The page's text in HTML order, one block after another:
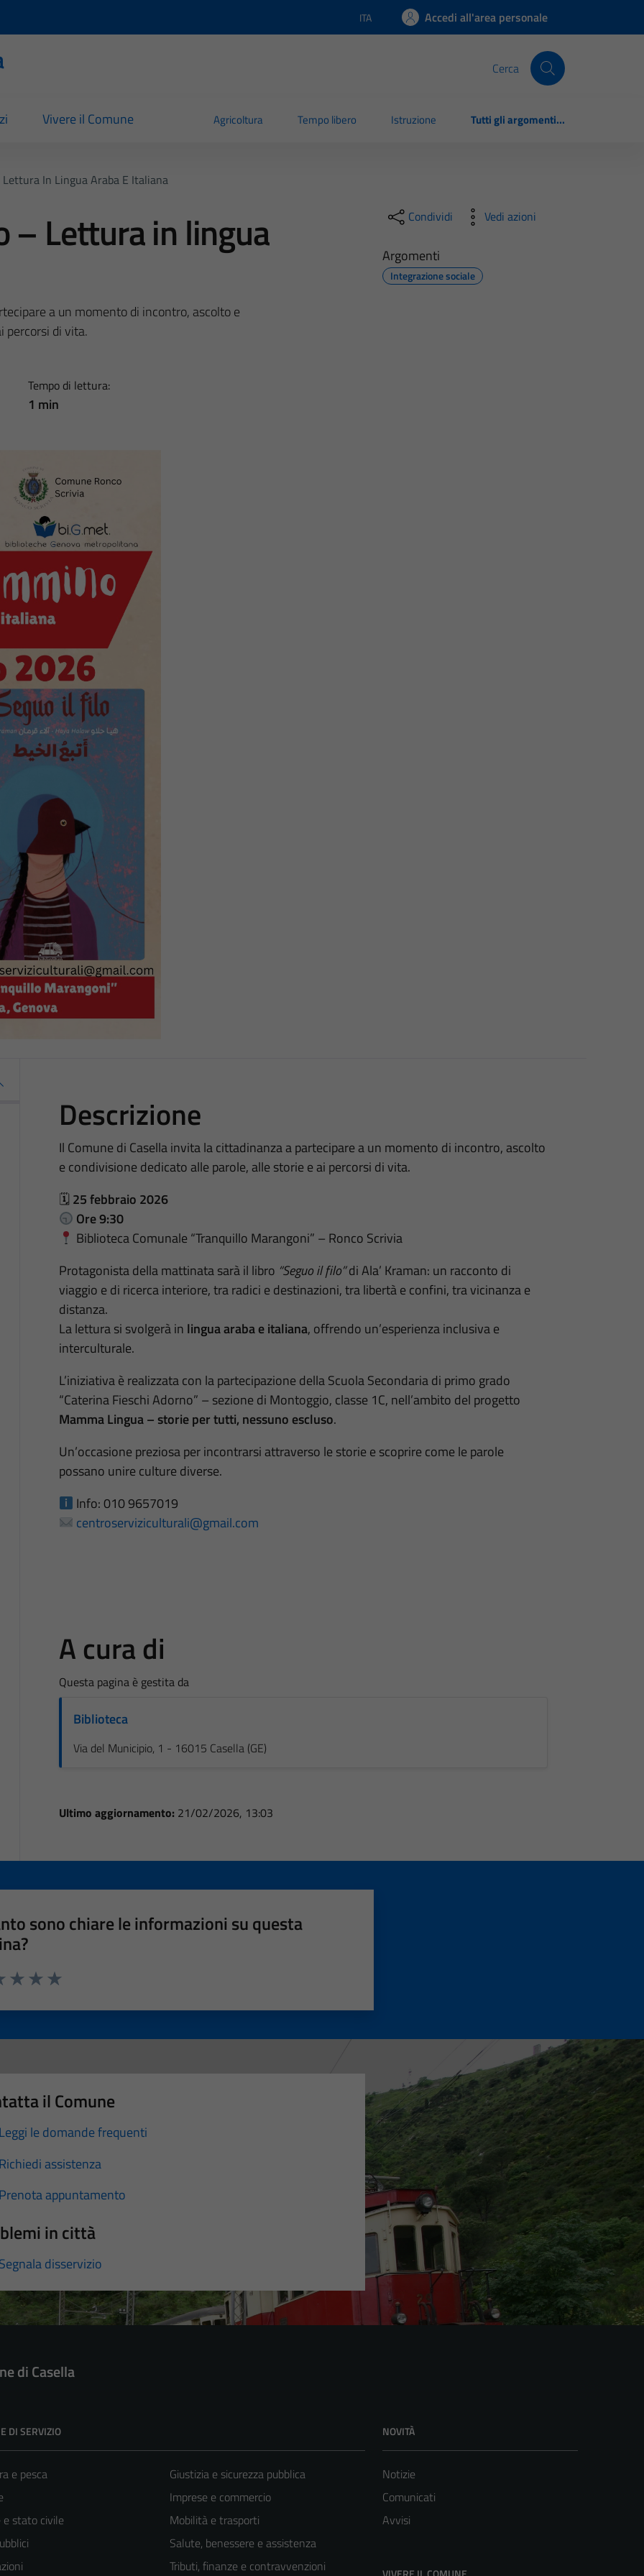
Lingua attiva:
ITA Accedi all'area personale
Cerca
Vivere il Comune Agricoltura Tempo libero Istruzione Tutti gli argomenti...
In Lingua Araba E Italiana
– Lettura in lingua
a un momento di incontro, ascolto e
percorsi di vita.
Tempo di lettura:
1 min
Condividi Vedi azioni
Argomenti
Integrazione sociale
Descrizione
Il Comune di Casella invita la cittadinanza a partecipare a un momento di incontro, ascolto
e condivisione dedicato alle parole, alle storie e ai percorsi di vita.
🗓25 febbraio 2026
Ore 9:30
Biblioteca Comunale “Tranquillo Marangoni” – Ronco Scrivia
Protagonista della mattinata sarà il libro “Seguo il filo”di Ala’ Kraman: un racconto di
viaggio e di ricerca interiore, tra radici e destinazioni, tra libertà e confini, tra vicinanza e
distanza.
La lettura si svolgerà in lingua araba e italiana, offrendo un’esperienza inclusiva e
interculturale.
L’iniziativa è realizzata con la partecipazione della Scuola Secondaria di primo grado
“Caterina Fieschi Adorno” – sezione di Montoggio, classe 1C, nell’ambito del progetto
Mamma Lingua – storie per tutti, nessuno escluso.
Un’occasione preziosa per incontrarsi attraverso le storie e scoprire come le parole
possano unire culture diverse.
Info: 010 9657019
centroserviziculturali@gmail.com
A cura di
Questa pagina è gestita da
Biblioteca
Via del Municipio, 1 - 16015 Casella (GE)
Ultimo aggiornamento: 21/02/2026, 13:03
sono chiare le informazioni su questa
il Comune
le domande frequenti
assistenza
appuntamento
in città
disservizio
di Casella
DI SERVIZIO
e pesca
e stato civile
Giustizia e sicurezza pubblica
Imprese e commercio
Mobilità e trasporti
Salute, benessere e assistenza
Tributi, finanze e contravvenzioni
NOVITÀ
Notizie
Comunicati
Avvisi